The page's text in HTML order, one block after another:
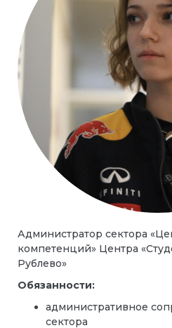
Администратор сектора
компетенций» Центра
Рублево»
Обязанности:
административное
сектора